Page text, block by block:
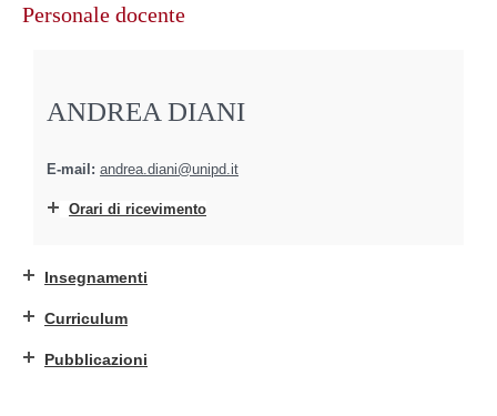
contenuto
Personale docente
ANDREA DIANI
E-mail: andrea.diani@unipd.it
Orari di ricevimento
Insegnamenti
Curriculum
Pubblicazioni